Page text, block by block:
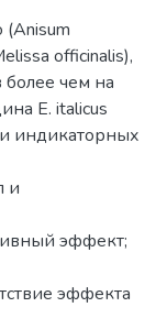
officinalis),
более чем на
E. italicus
индикаторных
и
эффект;
эффекта